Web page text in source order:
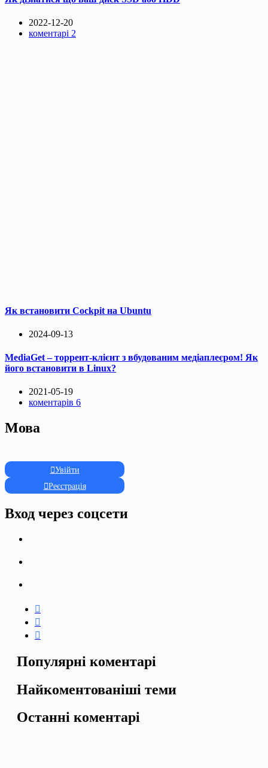
2022-12-20
коментарі 2
Як встановити Cockpit на Ubuntu
2024-09-13
MediaGet – торрент-клієнт з вбудованим медіаплеєром! Як
його встановити в Linux?
2021-05-19
коментарів 6
Мова
Увійти
Реєстрація
Вход через соцсети
Популярні коментарі
Найкоментованіші теми
Останні коментарі